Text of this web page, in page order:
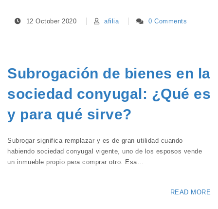
12 October 2020 afilia 0 Comments
Subrogación de bienes en la
sociedad conyugal: ¿Qué es
y para qué sirve?
Subrogar significa remplazar y es de gran utilidad cuando
habiendo sociedad conyugal vigente, uno de los esposos vende
un inmueble propio para comprar otro. Esa…
READ MORE